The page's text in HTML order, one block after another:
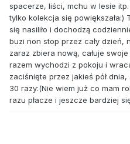
spacerze, liści, mchu w lesie
tylko kolekcja się powiększała:)
się nasiliło i dochodzą
buzi non stop przez cały dzień,
zaraz zbiera nową, całuje
razem wychodzi z pokoju i
zaciśnięte przez jakieś pół
30 razy:(Nie wiem już co mam
razu płacze i jeszcze bardziej